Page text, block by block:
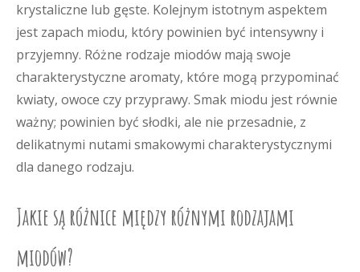
krystaliczne lub gęste. Kolejnym istotnym aspektem
jest zapach miodu, który powinien być intensywny i
przyjemny. Różne rodzaje miodów mają swoje
charakterystyczne aromaty, które mogą przypominać
kwiaty, owoce czy przyprawy. Smak miodu jest równie
ważny; powinien być słodki, ale nie przesadnie, z
delikatnymi nutami smakowymi charakterystycznymi
dla danego rodzaju.
Jakie są różnice między różnymi rodzajami
miodów?